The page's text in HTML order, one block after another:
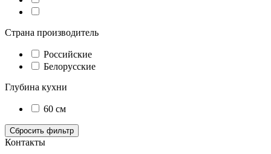
Страна производитель
Российские
Белорусские
Глубина кухни
60 см
Контакты